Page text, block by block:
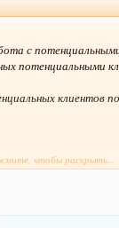
с
потенциальными
клиентов
ПК
с хорошим
чтобы раскрыть...